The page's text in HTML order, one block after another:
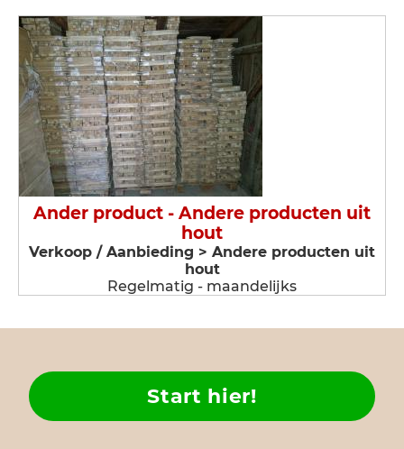
Ander product - Andere producten uit
hout
Verkoop / Aanbieding > Andere producten uit
hout
Regelmatig - maandelijks
Start hier!